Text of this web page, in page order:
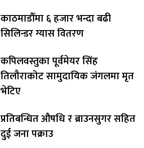
काठमाडौँमा ६ हजार भन्दा बढी
सिलिन्डर ग्यास वितरण
कपिलवस्तुका पूर्वमेयर सिंह
तिलौराकोट सामुदायिक जंगलमा मृत
भेटिए
प्रतिबन्धित औषधि र ब्राउनसुगर सहित
दुई जना पक्राउ